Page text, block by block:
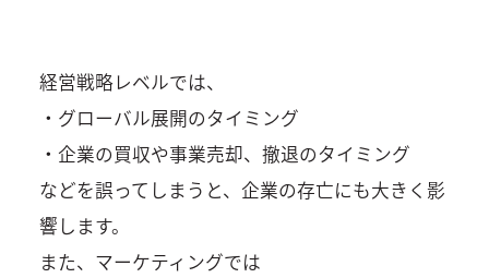
経営戦略レベルでは、
・グローバル展開のタイミング
・企業の買収や事業売却、撤退のタイミング
などを誤ってしまうと、企業の存亡にも大きく影
響します。
また、マーケティングでは